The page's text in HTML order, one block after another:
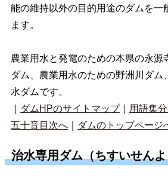
能の維持以外の目的用途のダムを一
ます。
農業用水と発電のための本県の永源
ダム、農業用水のための野洲川ダム
水ダムです。
ダムHPのサイトマップ｜ 用語集
五十音目次へ
ダムのトップページ
治水専用ダム（ちすいせんよ